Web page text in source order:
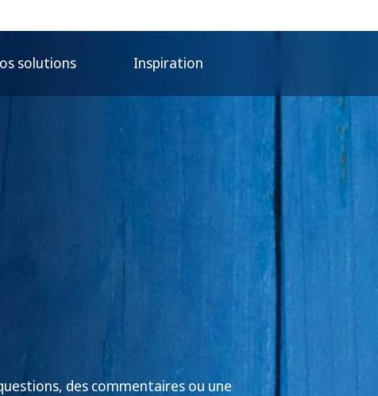
solutions Inspiration
des commentaires ou une